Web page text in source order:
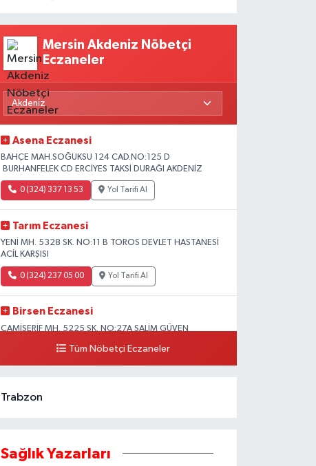
Mersin Akdeniz Nöbetçi
Eczaneler
Asena Eczanesi
BAHÇE MAH.SOĞUKSU 124 CAD.NO:125 D
BURHANFELEK CD ERCİYES TAKSİ DURAĞI AKDENİZ
0 (324) 337 13 53 Yol Tarifi Al
Tarım Eczanesi
YENİ MH. 5328 SK. NO:11 B TOROS DEVLET HASTANESİ
ACİL KARŞISI
0 (324) 237 05 00 Yol Tarifi Al
Birsen Eczanesi
CAMİŞERİF MH. 5225 SK. NO:27A SALİM GÜVEN
Tüm Nöbetçi Eczaneler
Trabzon
Sağlık Yazarları